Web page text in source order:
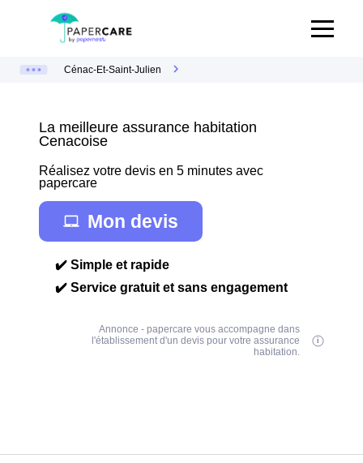
Cénac-Et-Saint-Julien
La meilleure assurance habitation
Cenacoise
Réalisez votre devis en 5 minutes avec
papercare
Mon devis
✔️ Simple et rapide
✔️ Service gratuit et sans engagement
Annonce - papercare vous accompagne dans
l'établissement d'un devis pour votre assurance
habitation.